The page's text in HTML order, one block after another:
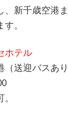
、新千歳空港
。
ホテル
送迎バスあり